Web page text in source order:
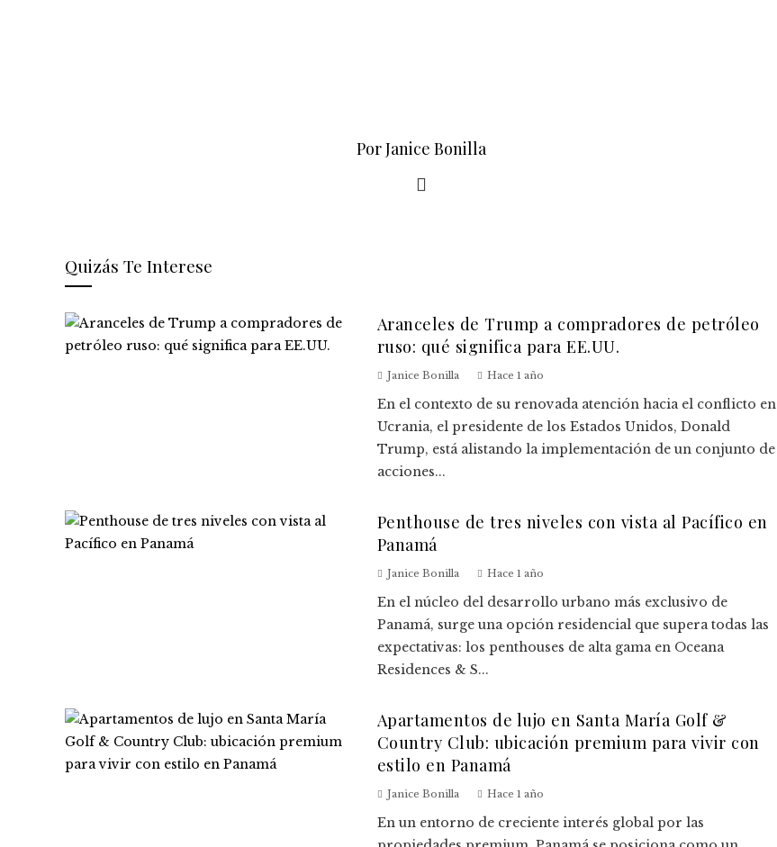
Por Janice Bonilla
Quizás Te Interese
Aranceles de Trump a compradores de petróleo
ruso: qué significa para EE.UU.
Janice Bonilla Hace 1 año
En el contexto de su renovada atención hacia el conflicto en
Ucrania, el presidente de los Estados Unidos, Donald
Trump, está alistando la implementación de un conjunto de
acciones...
Penthouse de tres niveles con vista al Pacífico en
Panamá
Janice Bonilla Hace 1 año
En el núcleo del desarrollo urbano más exclusivo de
Panamá, surge una opción residencial que supera todas las
expectativas: los penthouses de alta gama en Oceana
Residences & S...
Apartamentos de lujo en Santa María Golf &
Country Club: ubicación premium para vivir con
estilo en Panamá
Janice Bonilla Hace 1 año
En un entorno de creciente interés global por las